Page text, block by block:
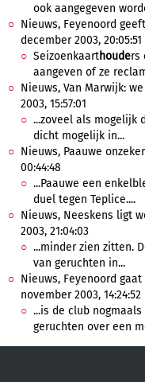
ook aangegeven
Nieuws, Feyenoord
december 2003, 20:05:51
Seizoenkaarthouders
aangeven of ze
Nieuws, Van Marwijk:
2003, 15:57:01
...zoveel als mogelijk
dicht mogelijk in...
Nieuws, Paauwe
00:44:48
...Paauwe een
duel tegen Teplice....
Nieuws, Neeskens ligt
2003, 21:04:03
...minder zien zitten.
van geruchten in...
Nieuws, Feyenoord
november 2003, 14:24:52
...is de club
geruchten over een